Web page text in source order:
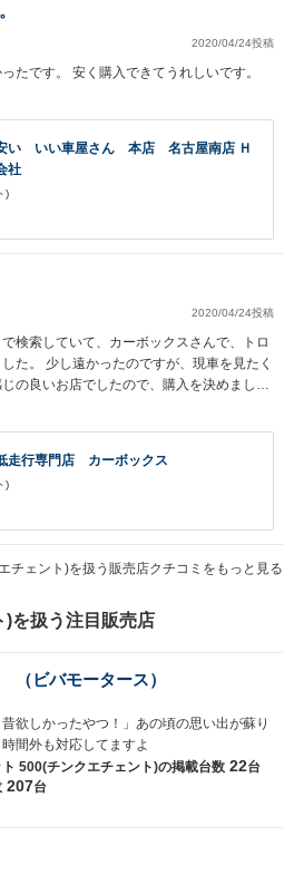
2020/04/24投稿
たです。 安く購入できてうれしいです。
い いい車屋さん 本店 名古屋南店 Ｈ
社
)
2020/04/24投稿
検索していて、カーボックスさんで、トロ
た。 少し遠かったのですが、現車を見たく
の良いお店でしたので、購入を決めまし
心的でした。
走行専門店 カーボックス
)
チェント)を扱う販売店クチコミをもっと見る
)を扱う注目販売店
ビバモータース）
昔欲しかったやつ！」あの頃の思い出が蘇り
間外も対応してますよ
500(チンクエチェント)の掲載台数 22台
207台